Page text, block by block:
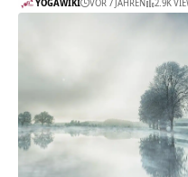
YOGAWIKI VOR 7 JAHREN 2.9K